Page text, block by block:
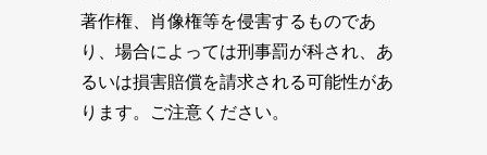
著作権、肖像権等を侵害するものであ
り、場合によっては刑事罰が科され、あ
るいは損害賠償を請求される可能性があ
ります。ご注意ください。